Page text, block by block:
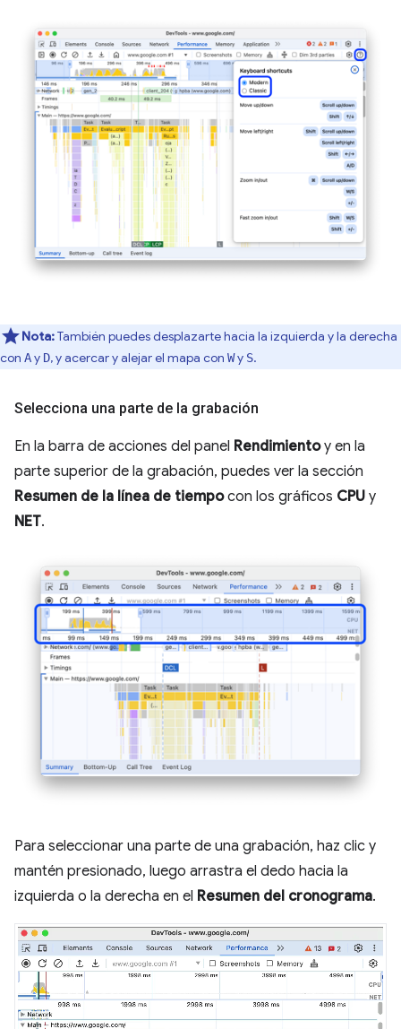
Nota:También puedes desplazarte hacia la izquierda y la derecha
con Ay D, y acercar y alejar el mapa con Wy S.
Selecciona una parte de la grabación
En la barra de acciones del panel Rendimientoy en la
parte superior de la grabación, puedes ver la sección
Resumen de la línea de tiempocon los gráficos CPU y
NET.
Para seleccionar una parte de una grabación, haz clic y
mantén presionado, luego arrastra el dedo hacia la
izquierda o la derecha en el Resumen del cronograma.